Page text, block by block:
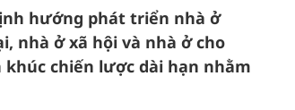
hướng phát triển nhà ở
nhà ở xã hội và nhà ở cho
chiến lược dài hạn nhằm